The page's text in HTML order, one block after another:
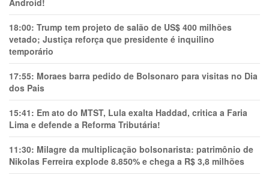
Android!
18:00: Trump tem projeto de salão de US$ 400 milhões
vetado; Justiça reforça que presidente é inquilino
temporário
17:55: Moraes barra pedido de Bolsonaro para visitas no Dia
dos Pais
15:41: Em ato do MTST, Lula exalta Haddad, critica a Faria
Lima e defende a Reforma Tributária!
11:30: Milagre da multiplicação bolsonarista: patrimônio de
Nikolas Ferreira explode 8.850% e chega a R$ 3,8 milhões